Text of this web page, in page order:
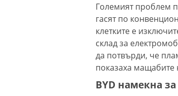
Големият проблем
гасят по
клетките е
склад за
да потвърди, че
показаха мащабите
BYD намекна